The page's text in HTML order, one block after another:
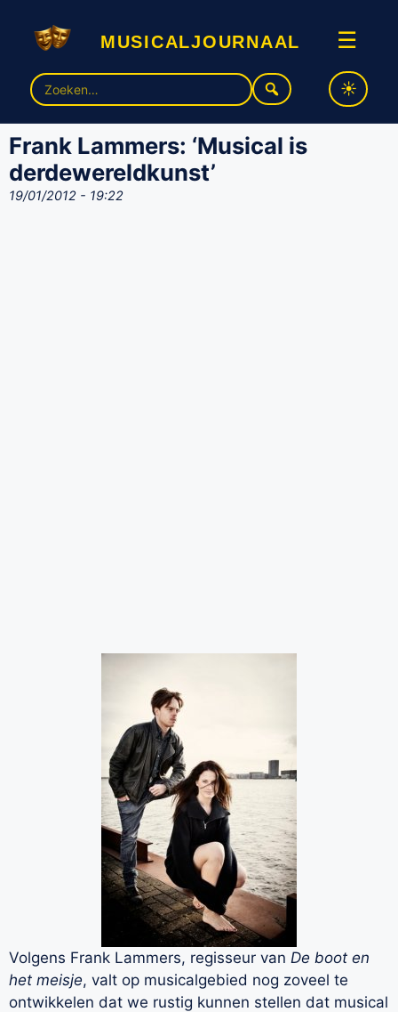
musicaljournaal ☰
Zoek
naar:
Frank Lammers: ‘Musical is
derdewereldkunst’
19/01/2012 - 19:22
Volgens Frank Lammers, regisseur van De boot en
het meisje, valt op musicalgebied nog zoveel te
ontwikkelen dat we rustig kunnen stellen dat musical